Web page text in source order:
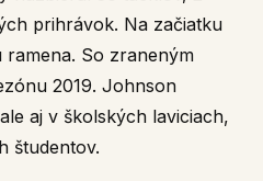
prihrávok. Na začiatku
So zraneným
2019. Johnson
aj v školských laviciach,
študentov.